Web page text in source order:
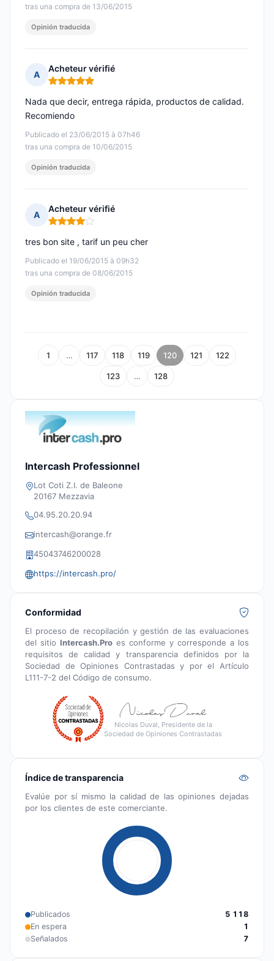
tras una compra de 13/06/2015
Opinión traducida
A
Acheteur vérifié
Nota: 5 de 5
Publicado el 23/06/2015 à 07h46
tras una compra de 10/06/2015
Nada que decir, entrega rápida, productos de calidad.
Recomiendo
Opinión traducida
A
Acheteur vérifié
Nota: 4 de 5
Publicado el 19/06/2015 à 09h32
tras una compra de 08/06/2015
tres bon site , tarif un peu cher
Opinión traducida
1 … 117 118 119 120 121 122
123 … 128
Intercash Professionnel
Lot Coti Z.I. de Baleone
20167 Mezzavia
04.95.20.20.94
intercash@orange.fr
45043746200028
https://intercash.pro/
Conformidad
El proceso de recopilación y gestión de las evaluaciones
del sitio Intercash.Pro es conforme y corresponde a los
requisitos de calidad y transparencia definidos por la
Sociedad de Opiniones Contrastadas y por el Artículo
L111-7-2 del Código de consumo.
Nicolas Duval, Presidente de la
Sociedad de Opiniones Contrastadas
Índice de transparencia
Evalúe por sí mismo la calidad de las opiniones dejadas
por los clientes de este comerciante.
Publicados
5 118
En espera
1
Señalados
7